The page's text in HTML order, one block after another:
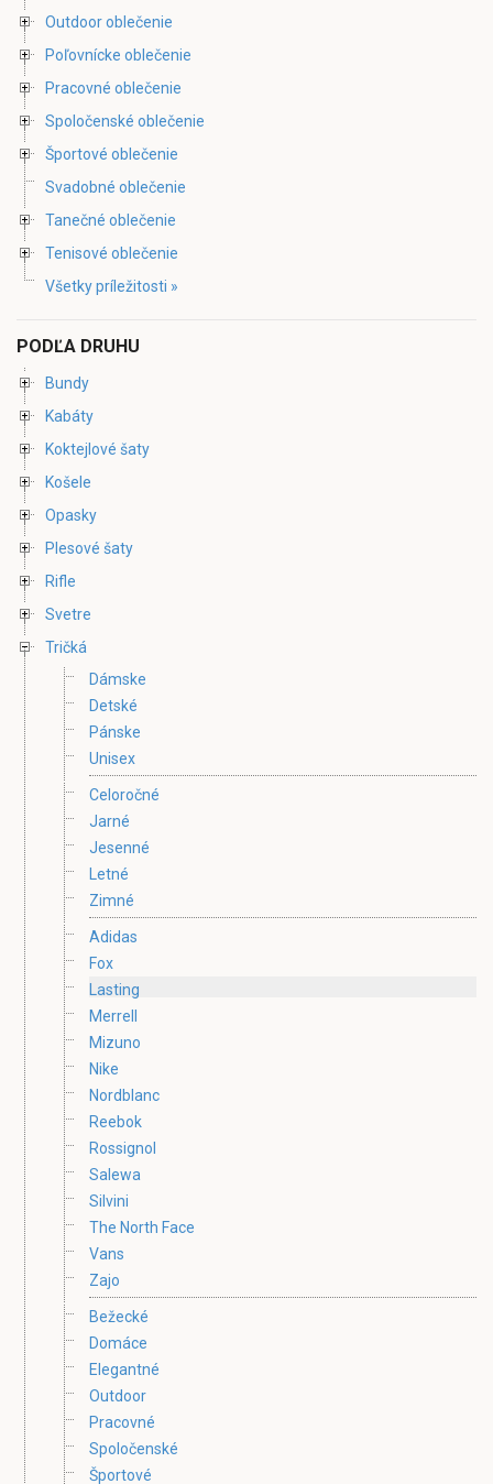
Outdoor oblečenie
Poľovnícke oblečenie
Pracovné oblečenie
Spoločenské oblečenie
Športové oblečenie
Svadobné oblečenie
Tanečné oblečenie
Tenisové oblečenie
Všetky príležitosti »
PODĽA DRUHU
Bundy
Kabáty
Koktejlové šaty
Košele
Opasky
Plesové šaty
Rifle
Svetre
Tričká
Dámske
Detské
Pánske
Unisex
Celoročné
Jarné
Jesenné
Letné
Zimné
Adidas
Fox
Lasting
Merrell
Mizuno
Nike
Nordblanc
Reebok
Rossignol
Salewa
Silvini
The North Face
Vans
Zajo
Bežecké
Domáce
Elegantné
Outdoor
Pracovné
Spoločenské
Športové